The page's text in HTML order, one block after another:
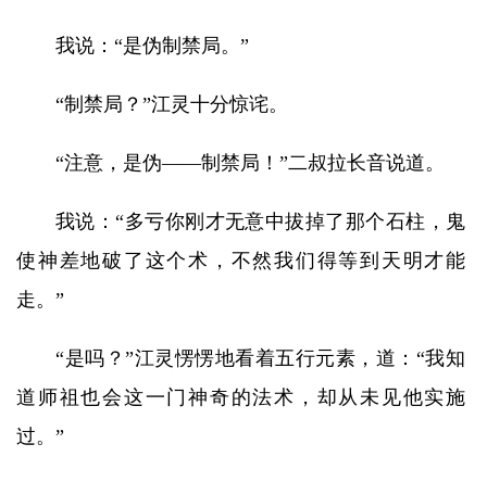
我说：“是伪制禁局。”
“制禁局？”江灵十分惊诧。
“注意，是伪——制禁局！”二叔拉长音说道。
我说：“多亏你刚才无意中拔掉了那个石柱，鬼
使神差地破了这个术，不然我们得等到天明才能
走。”
“是吗？”江灵愣愣地看着五行元素，道：“我知
道师祖也会这一门神奇的法术，却从未见他实施
过。”